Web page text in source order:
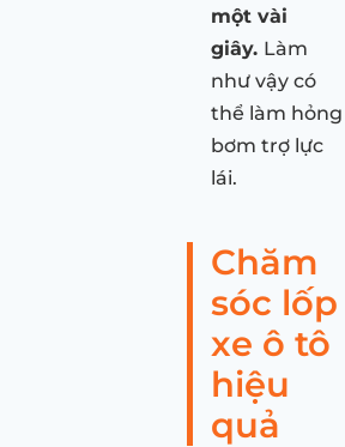
một vài
giây. Làm
như vậy có
thể làm hỏng
bơm trợ lực
lái.
Chăm
sóc lốp
xe ô tô
hiệu
quả